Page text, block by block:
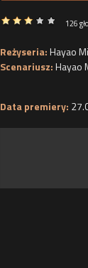
126
Reżyseria:Hayao
Scenariusz:Hayao
Data premiery: